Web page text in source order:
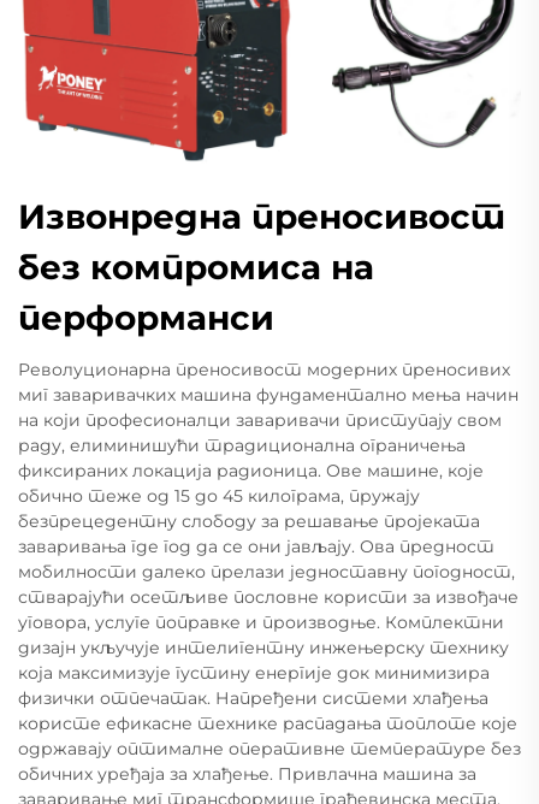
Извонредна преносивост
без компромиса на
перформанси
Револуционарна преносивост модерних преносивих
миг заваривачких машина фундаментално мења начин
на који професионалци заваривачи приступају свом
раду, елиминишући традиционална ограничења
фиксираних локација радионица. Ове машине, које
обично теже од 15 до 45 килограма, пружају
безпрецедентну слободу за решавање пројеката
заваривања где год да се они јављају. Ова предност
мобилности далеко прелази једноставну погодност,
стварајући осетљиве пословне користи за извођаче
уговора, услуге поправке и производње. Комплектни
дизајн укључује интелигентну инжењерску технику
која максимизује густину енергије док минимизира
физички отпечатак. Напређени системи хлађења
користе ефикасне технике распадања топлоте које
одржавају оптималне оперативне температуре без
обичних уређаја за хлађење. Привлачна машина за
заваривање миг трансформише грађевинска места,